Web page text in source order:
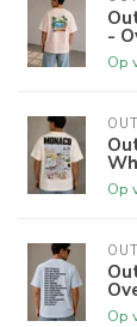
-
Op
Op
Op